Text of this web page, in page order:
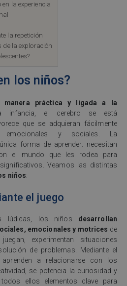
la experiencia
la repetición
de la exploración
los niños?
manera práctica y ligada a la
infancia, el cerebro se está
que se adquieran fácilmente
emocionales y sociales. La
forma de aprender: necesitan
el mundo que les rodea para
Veamos las distintas
niños:
el juego
lúdicas, los niños desarrollan
emocionales y motrices de
experimentan situaciones
de problemas. Mediante el
aprenden a relacionarse con los
se potencia la curiosidad y
ellos elementos clave para